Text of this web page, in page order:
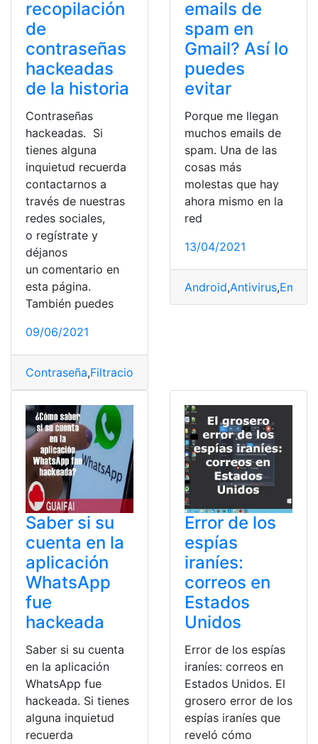
recopilación
de
contraseñas
hackeadas
de la historia
Contraseñas
hackeadas. Si
tienes alguna
inquietud recuerda
contactarnos a
través de nuestras
redes sociales,
o regístrate y
déjanos
un comentario en
esta página.
También puedes
09/06/2021
Contraseña,Filtraciones
emails de
spam en
Gmail? Así lo
puedes
evitar
Porque me llegan
muchos emails de
spam. Una de las
cosas más
molestas que hay
ahora mismo en la
red
13/04/2021
Android,Antivirus,
Saber si su
cuenta en la
aplicación
WhatsApp
fue
hackeada
Saber si su cuenta
en la aplicación
WhatsApp fue
hackeada. Si tienes
alguna inquietud
recuerda
Error de los
espías
iraníes:
correos en
Estados
Unidos
Error de los espías
iraníes: correos en
Estados Unidos. El
grosero error de los
espías iraníes que
reveló cómo